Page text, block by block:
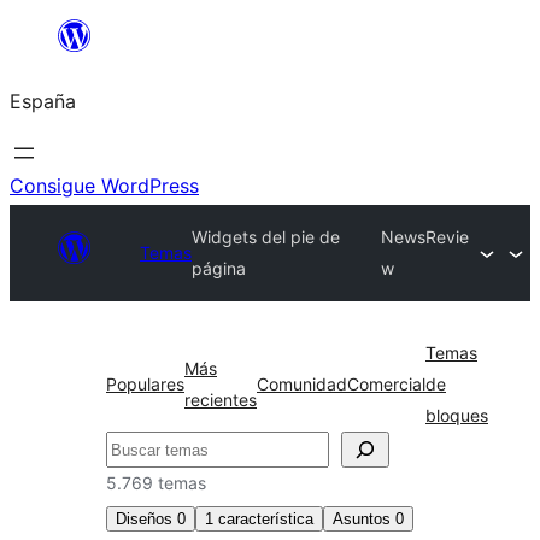
Saltar
contenido
España
Consigue WordPress
Temas
Widgets del pie de
página
NewsRevie
w
Populares
Más
recientes
ComunidadComercial
Temas
de
bloques
Buscar
5.769 temas
Diseños 0 1 característica Asuntos 0